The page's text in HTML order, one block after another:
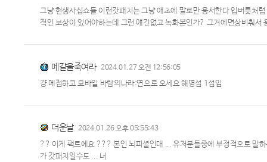
그냥 현생사십쇼들 이런갓패치는 그냥 애초에 말로만 용서한다 입버릇처
적인 보상이 있어야하는데 그런 얘긴없고 녹화본인가? 그거에면상비춰
메갈을죽여라 2024.01.27 오전 12:56:05
걍 메접하고 모바일 바람의나라:연으로 오세요 해명섭 1섭임
더운날 2024.01.26 오후 05:55:43
?? 이게 팩트에요 ??? 본인 뇌피셜인대 ... 유저분들중에 부정적으로 말
가 갓패치일수도 ... 너